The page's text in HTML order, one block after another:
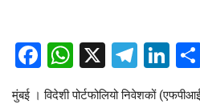
Facebook
WhatsApp
X
मुंबई । विदेशी पोर्टफोलियो निवेशकों